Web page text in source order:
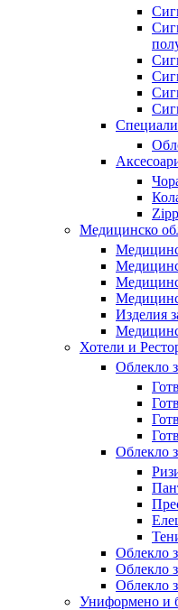
Медицинско
Изделия
Хотели и
Облекло
Облекло
Облекло
Облекло
Облекло
Униформено и